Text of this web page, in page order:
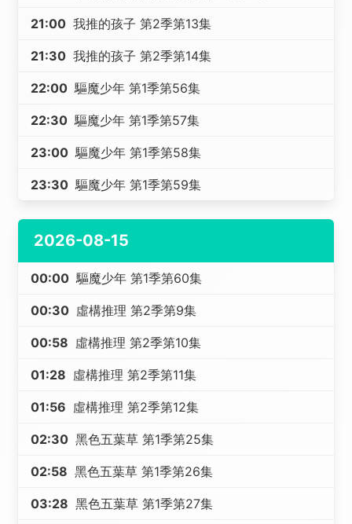
21:00 我推的孩子 第2季第13集
21:30 我推的孩子 第2季第14集
22:00 驅魔少年 第1季第56集
22:30 驅魔少年 第1季第57集
23:00 驅魔少年 第1季第58集
23:30 驅魔少年 第1季第59集
2026-08-15
00:00 驅魔少年 第1季第60集
00:30 虛構推理 第2季第9集
00:58 虛構推理 第2季第10集
01:28 虛構推理 第2季第11集
01:56 虛構推理 第2季第12集
02:30 黑色五葉草 第1季第25集
02:58 黑色五葉草 第1季第26集
03:28 黑色五葉草 第1季第27集